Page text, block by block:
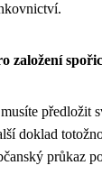
založení
předložit
doklad
průkaz